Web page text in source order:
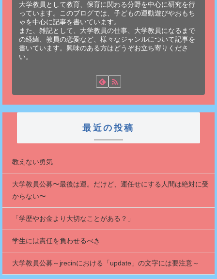
大学教員として教育、保育に関わる分野を中心に研究を行
っています。このブログでは、子どもの運動遊びやおもち
ゃを中心に記事を書いています。
また、雑記として、大学教員の仕事、大学教員になるまで
の経緯、教員の恋愛など、様々なジャンルについて記事を
書いています。興味のある方はどうぞお立ち寄りくださ
い。
最近の投稿
教えない勇気
大学教員公募〜最後は運。だけど、運任せにする人間は絶対に受
からない〜
「学歴やお金より大切なことがある？」
学生には責任を負わせるべき
大学教員公募～jrecinにおける「update」の文字には要注意～